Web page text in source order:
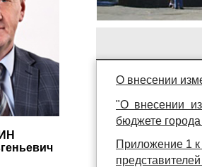
О внесении
"О внесении
бюджете
Приложение 1